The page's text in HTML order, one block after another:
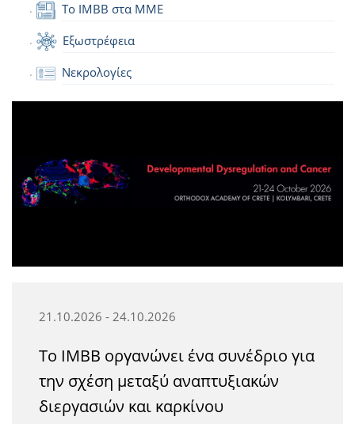
Το IMBB στα ΜΜΕ
Εξωστρέφεια
Νεκρολογίες
21.10.2026 - 24.10.2026
Το ΙΜΒΒ οργανώνει ένα συνέδριο για
την σχέση μεταξύ αναπτυξιακών
διεργασιών και καρκίνου